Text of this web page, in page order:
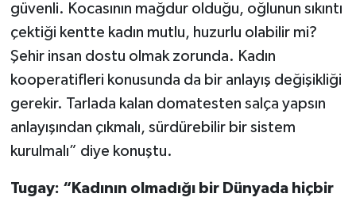
güvenli. Kocasının mağdur olduğu, oğlunun sıkıntı
çektiği kentte kadın mutlu, huzurlu olabilir mi?
Şehir insan dostu olmak zorunda. Kadın
kooperatifleri konusunda da bir anlayış değişikliği
gerekir. Tarlada kalan domatesten salça yapsın
anlayışından çıkmalı, sürdürebilir bir sistem
kurulmalı” diye konuştu.
Tugay: “Kadının olmadığı bir Dünyada hiçbir